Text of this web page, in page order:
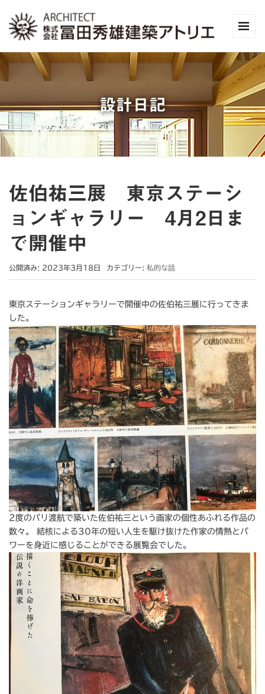
設計日記
佐伯祐三展 東京ステーシ
ョンギャラリー 4月2日ま
で開催中
公開済み: 2023年3月18日 カテゴリー: 私的な話
東京ステーションギャラリーで開催中の佐伯祐三展に行ってきま
した。
2度のパリ渡航で築いた佐伯祐三という画家の個性あふれる作品の
数々。 結核による30年の短い人生を駆け抜けた作家の情熱とパ
ワーを身近に感じることができる展覧会でした。